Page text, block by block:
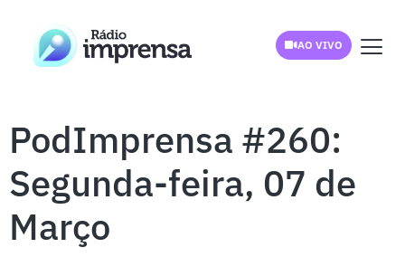
AO VIVO
PodImprensa #260:
Segunda-feira, 07 de
Março